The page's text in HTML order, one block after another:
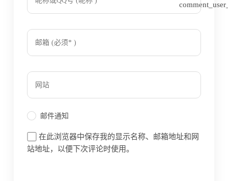
邮件通知
在此浏览器中保存我的显示名称、邮箱地址和网
站地址，以便下次评论时使用。